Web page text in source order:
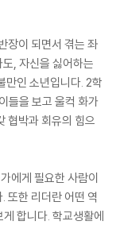
장이 되면서 겪는 좌
, 자신을 싫어하는
만인 소년입니다. 2학
들을 보고 울컥 화가
협박과 회유의 힘으
에게 필요한 사람이
또한 리더란 어떤 역
합니다. 학교생활에